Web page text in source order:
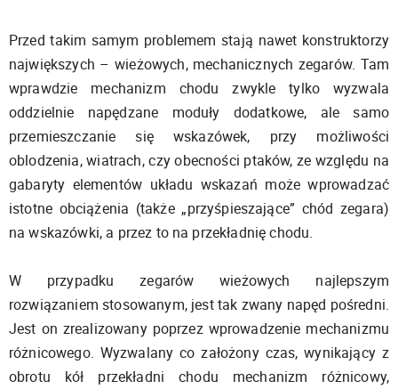
Przed takim samym problemem stają nawet konstruktorzy
największych – wieżowych, mechanicznych zegarów. Tam
wprawdzie mechanizm chodu zwykle tylko wyzwala
oddzielnie napędzane moduły dodatkowe, ale samo
przemieszczanie się wskazówek, przy możliwości
oblodzenia, wiatrach, czy obecności ptaków, ze względu na
gabaryty elementów układu wskazań może wprowadzać
istotne obciążenia (także „przyśpieszające” chód zegara)
na wskazówki, a przez to na przekładnię chodu.
W przypadku zegarów wieżowych najlepszym
rozwiązaniem stosowanym, jest tak zwany napęd pośredni.
Jest on zrealizowany poprzez wprowadzenie mechanizmu
różnicowego. Wyzwalany co założony czas, wynikający z
obrotu kół przekładni chodu mechanizm różnicowy,